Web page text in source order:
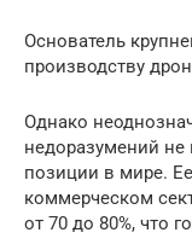
Основатель
производству
Однако
недоразумений
позиции в мире.
коммерческом
от 70 до 80%, что